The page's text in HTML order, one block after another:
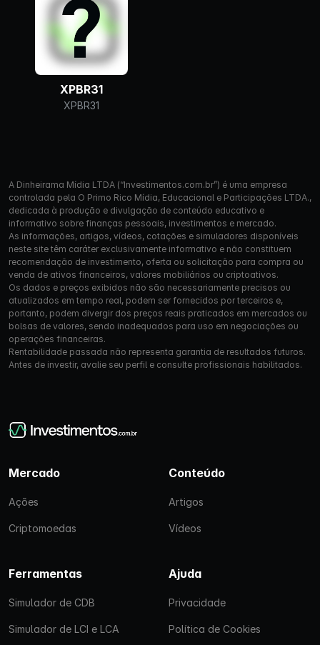
XPBR31
XPBR31
A Dinheirama Mídia LTDA (“Investimentos.com.br”) é uma empresa
controlada pela O Primo Rico Mídia, Educacional e Participações LTDA.,
dedicada à produção e divulgação de conteúdo educativo e
informativo sobre finanças pessoais, investimentos e mercado.
As informações, artigos, vídeos, cotações e simuladores disponíveis
neste site têm caráter exclusivamente informativo e não constituem
recomendação de investimento, oferta ou solicitação para compra ou
venda de ativos financeiros, valores mobiliários ou criptoativos.
Os dados e preços exibidos não são necessariamente precisos ou
atualizados em tempo real, podem ser fornecidos por terceiros e,
portanto, podem divergir dos preços reais praticados em mercados ou
bolsas de valores, sendo inadequados para uso em negociações ou
operações financeiras.
Rentabilidade passada não representa garantia de resultados futuros.
Antes de investir, avalie seu perfil e consulte profissionais habilitados.
Mercado
Ações
Criptomoedas
Conteúdo
Artigos
Vídeos
Ferramentas
Simulador de CDB
Simulador de LCI e LCA
Ajuda
Privacidade
Política de Cookies